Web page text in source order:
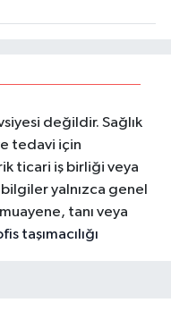
değildir. Sağlık
tedavi için
ticari iş birliği veya
yalnızca genel
tanı veya
taşımacılığı